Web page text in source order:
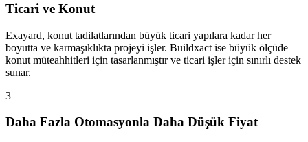
Ticari ve Konut
Exayard, konut tadilatlarından büyük ticari yapılara kadar her
boyutta ve karmaşıklıkta projeyi işler. Buildxact ise büyük ölçüde
konut müteahhitleri için tasarlanmıştır ve ticari işler için sınırlı destek
sunar.
3
Daha Fazla Otomasyonla Daha Düşük Fiyat